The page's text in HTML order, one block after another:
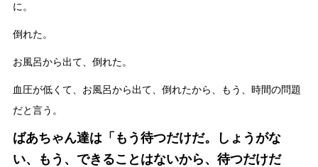
に。
倒れた。
お風呂から出て、倒れた。
血圧が低くて、お風呂から出て、倒れたから、もう、時間の問題
だと言う。
ばあちゃん達は「もう待つだけだ。しょうがな
い、もう、できることはないから、待つだけだ